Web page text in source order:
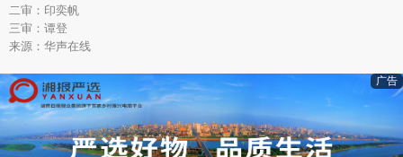
二审：印奕帆
三审：谭登
来源：华声在线
广告